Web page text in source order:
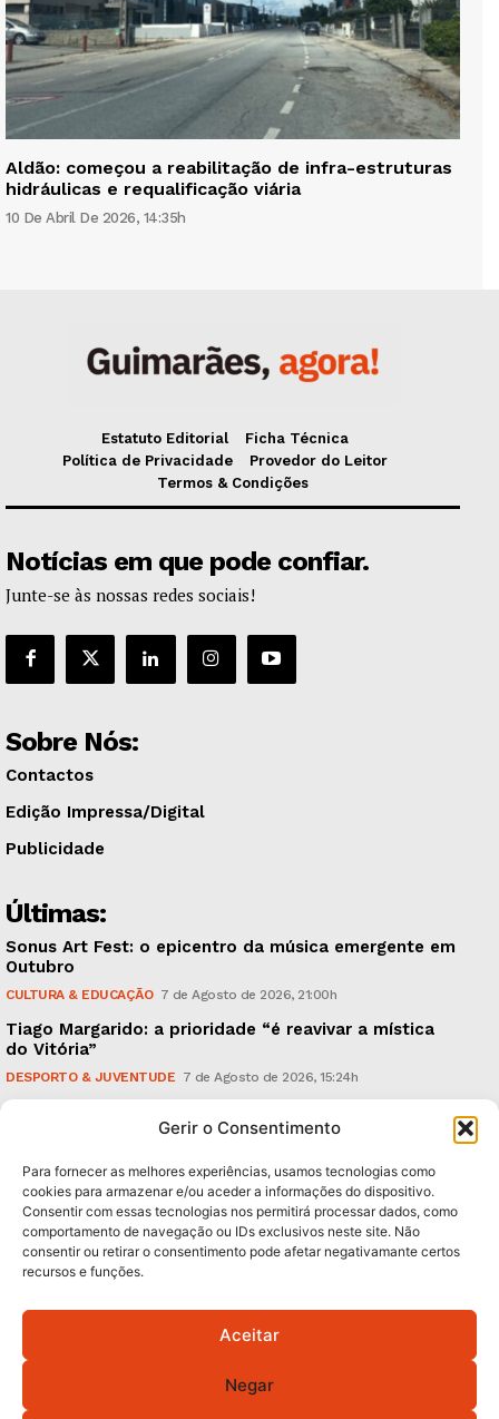
Gerir o Consentimento
Para fornecer as melhores experiências, usamos tecnologias como
cookies para armazenar e/ou aceder a informações do dispositivo.
Consentir com essas tecnologias nos permitirá processar dados, como
comportamento de navegação ou IDs exclusivos neste site. Não
consentir ou retirar o consentimento pode afetar negativamante certos
recursos e funções.
Aceitar
Negar
Aldão: começou a reabilitação de infra-estruturas
hidráulicas e requalificação viária
10 De Abril De 2026, 14:35h
Estatuto Editorial
Ficha Técnica
Política de Privacidade
Provedor do Leitor
Termos & Condições
Notícias em que pode confiar.
Junte-se às nossas redes sociais!
Sobre Nós:
Contactos
Edição Impressa/Digital
Publicidade
Últimas:
Sonus Art Fest: o epicentro da música emergente em
Outubro
CULTURA & EDUCAÇÃO 7 de Agosto de 2026, 21:00h
Tiago Margarido: a prioridade “é reavivar a mística
do Vitória”
DESPORTO & JUVENTUDE 7 de Agosto de 2026, 15:24h
caudais e antecipa situações de risco
Subscreva Newsletter:
QUERO ADERIR
Política de Privacidade